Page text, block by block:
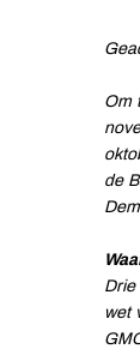
Om
de
Drie
wet